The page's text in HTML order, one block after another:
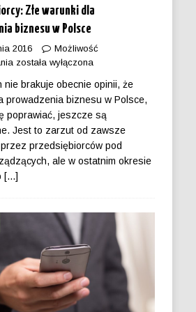
Złe warunki dla
biznesu w Polsce
2016
Możliwość
została wyłączona
nie brakuje obecnie opinii, że
prowadzenia biznesu w Polsce,
poprawiać, jeszcze są
Jest to zarzut od zawsze
przedsiębiorców pod
ale w ostatnim okresie
[...]